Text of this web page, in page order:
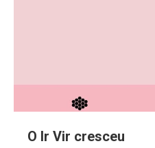
O Ir Vir cresceu